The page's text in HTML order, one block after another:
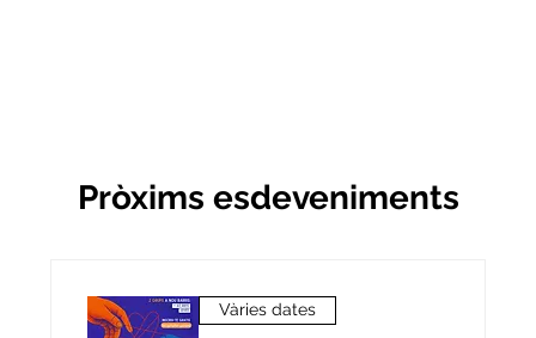
Pròxims esdeveniments
Vàries dates